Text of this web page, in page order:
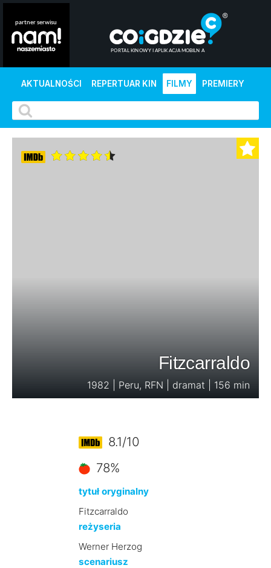
AKTUALNOŚCI REPERTUAR KIN FILMY PREMIERY
Fitzcarraldo
1982 | Peru, RFN | dramat | 156 min
8.1/10
78%
tytuł oryginalny
Fitzcarraldo
reżyseria
Werner Herzog
scenariusz